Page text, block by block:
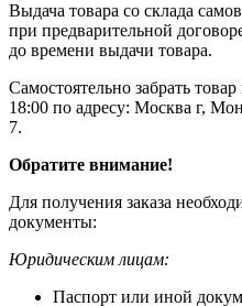
Выдача товара со склада
при предварительной
до времени выдачи товара.
Самостоятельно забрать
18:00 по адресу: Москва г,
7.
Обратите внимание!
Для получения заказа
документы:
Юридическим лицам:
Паспорт или иной